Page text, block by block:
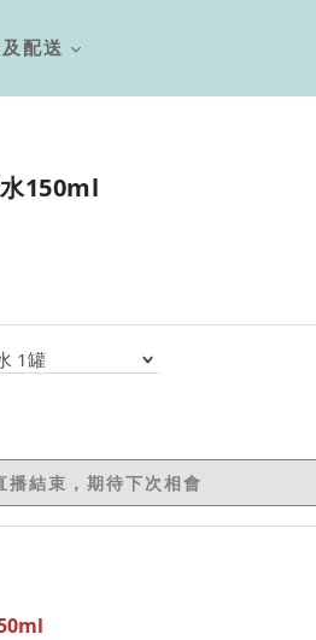
配送
150ml